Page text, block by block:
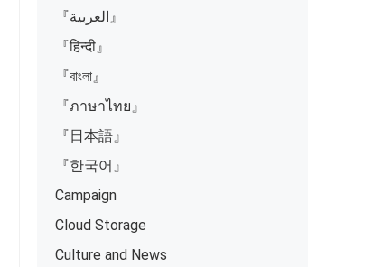
『العربية』
『हिन्दी』
『বাংলা』
『ภาษาไทย』
『日本語』
『한국어』
Campaign
Cloud Storage
Culture and News